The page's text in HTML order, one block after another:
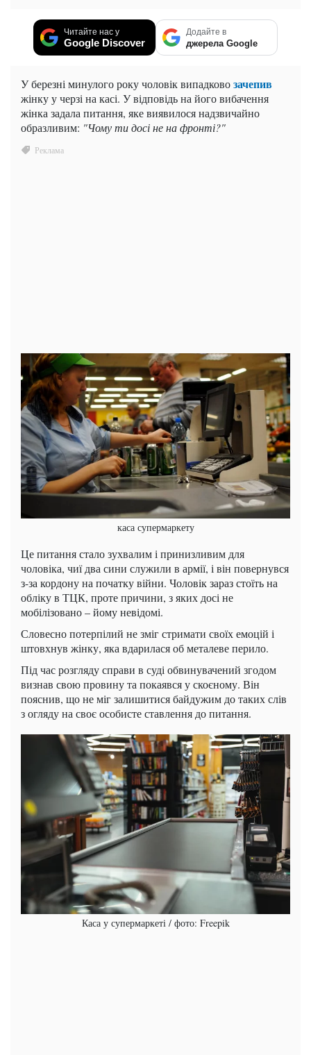
Читайте нас у
Google Discover
Додайте в
джерела Google
У березні минулого року чоловік випадковозачепив
жінку у черзі на касі. У відповідь на його вибачення
жінка задала питання, яке виявилося надзвичайно
образливим: "Чому ти досі не на фронті?"
каса супермаркету
Це питання стало зухвалим і принизливим для
чоловіка, чиї два сини служили в армії, і він повернувся
з-за кордону на початку війни. Чоловік зараз стоїть на
обліку в ТЦК, проте причини, з яких досі не
мобілізовано – йому невідомі.
Словесно потерпілий не зміг стримати своїх емоцій і
штовхнув жінку, яка вдарилася об металеве перило.
Під час розгляду справи в суді обвинувачений згодом
визнав свою провину та покаявся у скоєному. Він
пояснив, що не міг залишитися байдужим до таких слів
з огляду на своє особисте ставлення до питання.
Каса у супермаркеті / фото: Freepik